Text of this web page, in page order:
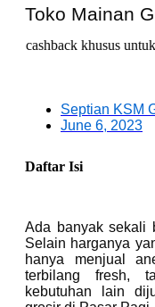
Toko Mainan
khusus untuk
Septian KSM
June 6, 2023
Daftar Isi
Ada banyak sekali
Selain harganya
hanya menjual
terbilang fresh,
kebutuhan lain